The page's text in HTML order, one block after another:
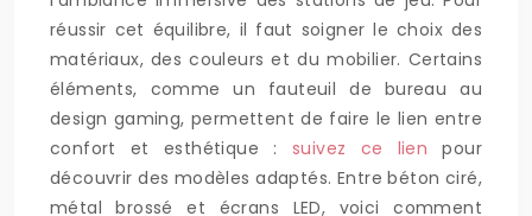
réussir cet équilibre, il faut soigner le choix des
matériaux, des couleurs et du mobilier. Certains
éléments, comme un fauteuil de bureau au
design gaming, permettent de faire le lien entre
confort et esthétique : suivez ce lien pour
découvrir des modèles adaptés. Entre béton ciré,
métal brossé et écrans LED, voici comment